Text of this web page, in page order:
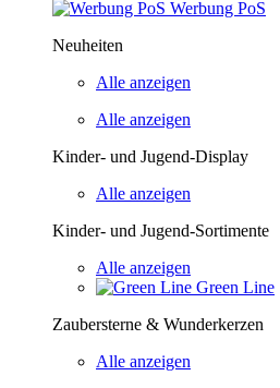
Werbung PoS
Neuheiten
Alle anzeigen
Alle anzeigen
Kinder- und Jugend-Display
Alle anzeigen
Kinder- und Jugend-Sortimente
Alle anzeigen
Green Line
Zaubersterne & Wunderkerzen
Alle anzeigen